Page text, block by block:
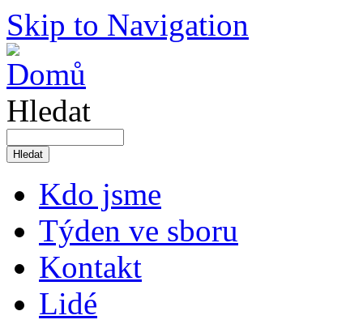
Skip to Navigation
Hledat
Kdo jsme
Týden ve sboru
Kontakt
Lidé